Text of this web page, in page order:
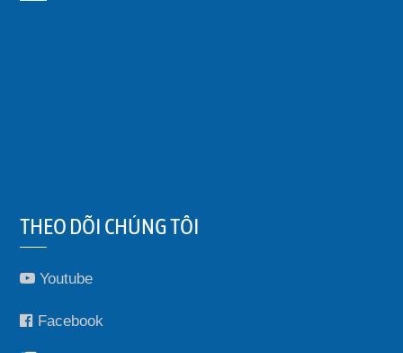
THEO DÕI CHÚNG TÔI
Youtube
Facebook